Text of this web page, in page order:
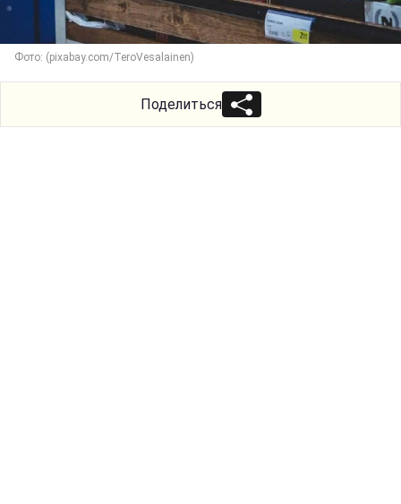
Фото: (pixabay.com/TeroVesalainen)
Поделиться